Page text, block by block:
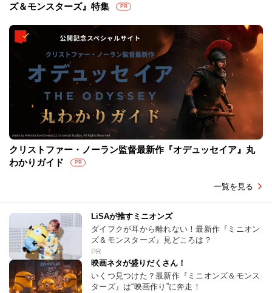
ズ＆モンスターズ』特集
PR
クリストファー・ノーラン監督最新作『オデュッセイア』丸
わかりガイド
PR
一覧を見る
LiSAが推すミニオンズ
ダイフクが耳から離れない！最新作『ミニオン
ズ＆モンスターズ』見どころは？
PR
映画ネタが盛りだくさん！
いくつ見つけた？最新作『ミニオンズ＆モンス
ターズ』は“映画作り”に奔走！